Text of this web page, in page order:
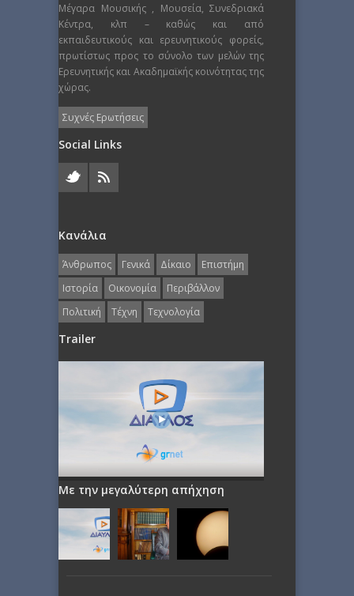
Μέγαρα Μουσικής , Μουσεία, Συνεδριακά
Κέντρα, κλπ – καθώς και από
εκπαιδευτικούς και ερευνητικούς φορείς,
πρωτίστως προς το σύνολο των μελών της
Ερευνητικής και Ακαδημαϊκής κοινότητας της
χώρας.
Συχνές Ερωτήσεις
Social Links
Κανάλια
Άνθρωπος Γενικά Δίκαιο
Επιστήμη
Ιστορία
Οικονομία
Περιβάλλον
Πολιτική
Τέχνη Τεχνολογία
Trailer
Με την μεγαλύτερη απήχηση